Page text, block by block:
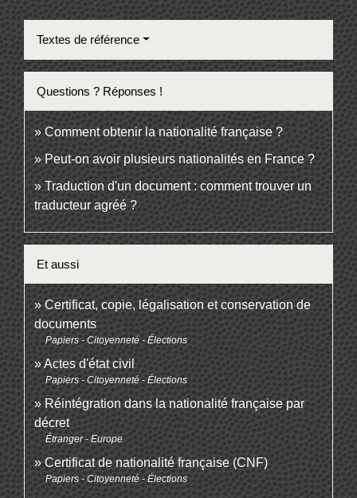
Textes de référence
Questions ? Réponses !
Comment obtenir la nationalité française ?
Peut-on avoir plusieurs nationalités en France ?
Traduction d'un document : comment trouver un
traducteur agréé ?
Et aussi
Certificat, copie, légalisation et conservation de
documents
Papiers - Citoyenneté - Élections
Actes d'état civil
Papiers - Citoyenneté - Élections
Réintégration dans la nationalité française par
décret
Étranger - Europe
Certificat de nationalité française (CNF)
Papiers - Citoyenneté - Élections